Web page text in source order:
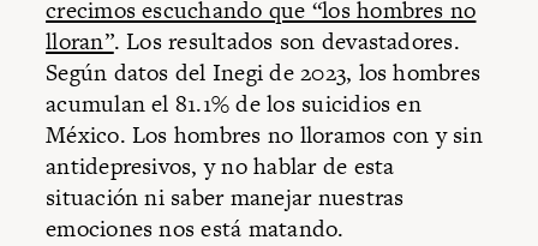
crecimos escuchando que “los hombres no
lloran”. Los resultados son devastadores.
Según datos del Inegi de 2023, los hombres
acumulan el 81.1% de los suicidios en
México. Los hombres no lloramos con y sin
antidepresivos, y no hablar de esta
situación ni saber manejar nuestras
emociones nos está matando.